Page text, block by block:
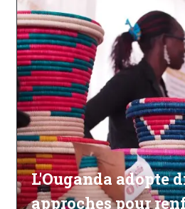
L'Ouganda adopte
approches pour